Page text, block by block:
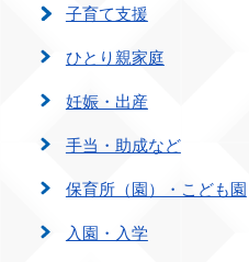
子育て支援
ひとり親家庭
妊娠・出産
手当・助成など
保育所（園）・こども園
入園・入学